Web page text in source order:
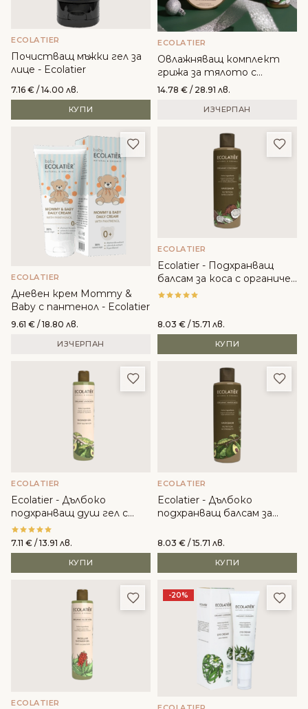
ECOLATIER
Почистващ мъжки гел за
лице - Ecolatier
7.16 € / 14.00 лв.
КУПИ
ECOLATIER
Oвлажняващ комплект
грижа за тялото с
органичен кокос - Ecolatier
14.78 € / 28.91 лв.
ИЗЧЕРПАН
Добави в любими
ECOLATIER
Дневен крем Mommy &
Baby с пантенол - Ecolatier
9.61 € / 18.80 лв.
ИЗЧЕРПАН
ECOLATIER
Ecolatier - Подхранващ
балсам за коса с органичен
кокос
8.03 € / 15.71 лв.
КУПИ
Добави в любими
ECOLATIER
Ecolatier - Дълбоко
подхранващ душ гел с
органично авокадо
7.11 € / 13.91 лв.
КУПИ
ECOLATIER
Ecolatier - Дълбоко
подхранващ балсам за
8.03 € / 15.71 лв.
КУПИ
Добави в любими
ECOLATIER
-20%